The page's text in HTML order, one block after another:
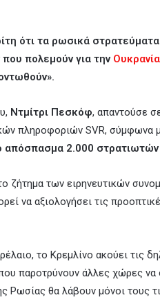
ότι τα ρωσικά
που πολεμούν για την Ουκρανία
Ντμίτρι Πεσκόφ, απαντούσε
πληροφοριών SVR, σύμφωνα
απόσπασμα 2.000
ζήτημα των ειρηνευτικών
να αξιολογήσει τις
το Κρεμλίνο ακούει τις
παροτρύνουν άλλες χώρες
Ρωσίας θα λάβουν μόνοι τους